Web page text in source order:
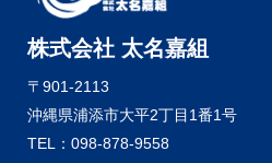
株式会社 太名嘉組
〒901-2113
沖縄県浦添市大平2丁目1番1号
TEL：098-878-9558